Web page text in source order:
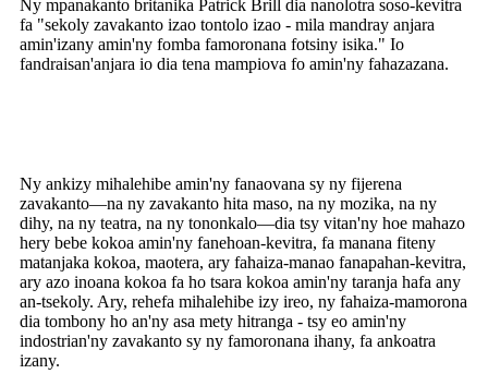
Ny mpanakanto britanika Patrick Brill dia nanolotra soso-kevitra
fa "sekoly zavakanto izao tontolo izao - mila mandray anjara
amin'izany amin'ny fomba famoronana fotsiny isika." Io
fandraisan'anjara io dia tena mampiova fo amin'ny fahazazana.
Ny ankizy mihalehibe amin'ny fanaovana sy ny fijerena
zavakanto—na ny zavakanto hita maso, na ny mozika, na ny
dihy, na ny teatra, na ny tononkalo—dia tsy vitan'ny hoe mahazo
hery bebe kokoa amin'ny fanehoan-kevitra, fa manana fiteny
matanjaka kokoa, maotera, ary fahaiza-manao fanapahan-kevitra,
ary azo inoana kokoa fa ho tsara kokoa amin'ny taranja hafa any
an-tsekoly. Ary, rehefa mihalehibe izy ireo, ny fahaiza-mamorona
dia tombony ho an'ny asa mety hitranga - tsy eo amin'ny
indostrian'ny zavakanto sy ny famoronana ihany, fa ankoatra
izany.